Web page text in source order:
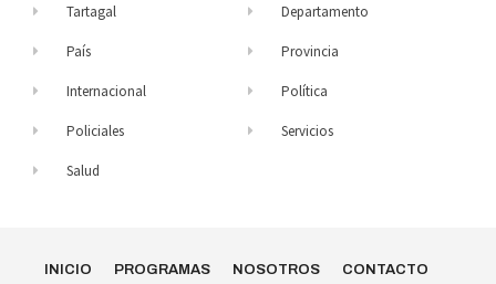
Tartagal
País
Internacional
Policiales
Salud
Departamento
Provincia
Política
Servicios
INICIO PROGRAMAS NOSOTROS CONTACTO